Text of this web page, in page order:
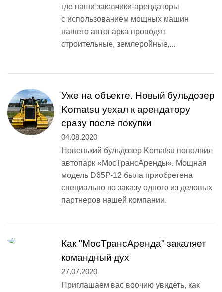
где наши заказчики-арендаторы
с использованием мощных машин
нашего автопарка проводят
строительные, землеройные,...
Уже на объекте. Новый бульдозер
Komatsu уехал к арендатору
сразу после покупки
04.08.2020
Новенький бульдозер Komatsu пополнил
автопарк «МосТрансАренды». Мощная
модель D65P-12 была приобретена
специально по заказу одного из деловых
партнеров нашей компании.
Как "МосТрансАренда" закаляет
командный дух
27.07.2020
Приглашаем вас воочию увидеть, как